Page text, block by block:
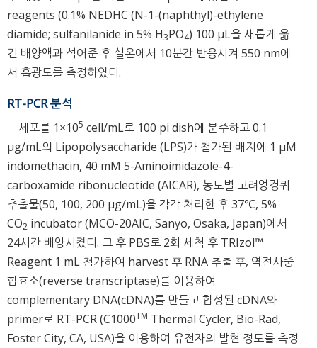
reagents (0.1% NEDHC (N-1-(naphthyl)-ethylene
diamide; sulfanilanide in 5% H3PO4) 100 μL을 새롭게 옮
긴 배양액과 섞어준 후 실온에서 10분간 반응시켜 550 nm에
서 흡광도를 측정하였다.
RT-PCR 분석
세포를 1×105 cell/mL로 100 pi dish에 분주하고 0.1
μg/mL의 Lipopolysaccharide (LPS)가 첨가된 배지에 1 μM
indomethacin, 40 mM 5-Aminoimidazole-4-
carboxamide ribonucleotide (AICAR), 농도별 고려엉겅퀴
추출물(50, 100, 200 μg/mL)을 각각 처리한 후 37℃, 5%
CO2 incubator (MCO-20AIC, Sanyo, Osaka, Japan)에서
24시간 배양시켰다. 그 후 PBS로 2회 세척 후 TRIzol™
Reagent 1 mL 첨가하여 harvest 후 RNA 추출 후, 역전사중
합효소(reverse transcriptase)를 이용하여
complementary DNA(cDNA)를 만들고 합성된 cDNA와
primer로 RT-PCR (C1000TM Thermal Cycler, Bio-Rad,
Foster City, CA, USA)을 이용하여 유전자의 발현 정도를 측정